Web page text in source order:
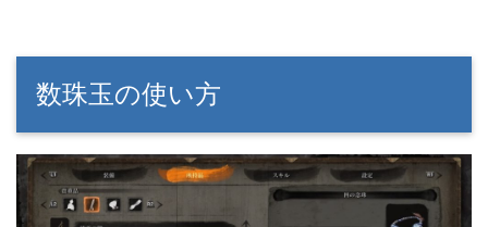
数珠玉の使い方